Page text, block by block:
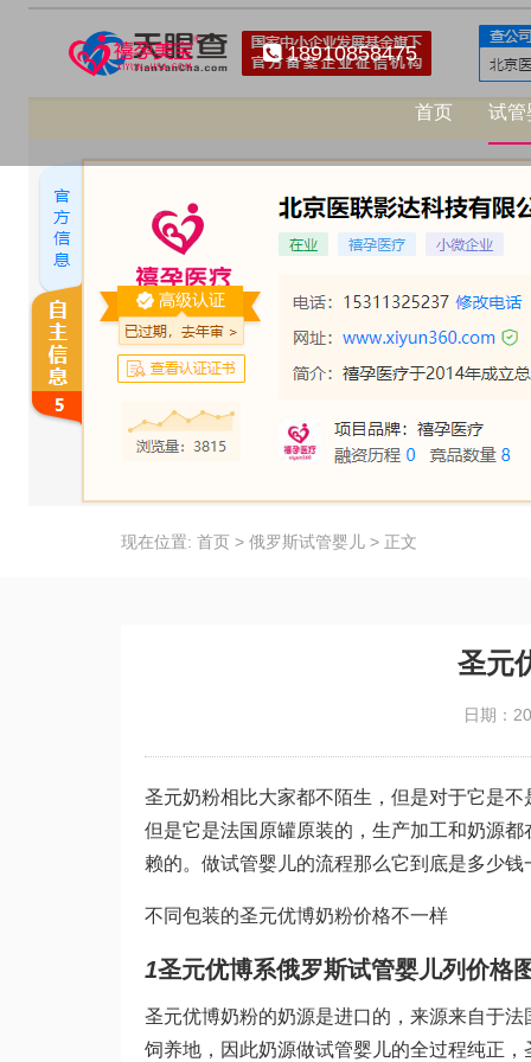
18910858475
首页 试管
现在位置: 首页 > 俄罗斯试管婴儿 > 正文
圣元
日期：
圣元奶粉相比大家都不陌生，但是对于它是
但是它是法国原罐原装的，生产加工和奶源
赖的。 做试管婴儿的流程那么它到底是多少钱
不同包装的圣元优博奶粉价格不一样
1圣元优博系俄罗斯试管婴儿列价格
圣元优博奶粉的奶源是进口的，来源来自于
饲养地，因此奶源做试管婴儿的全过程纯正，